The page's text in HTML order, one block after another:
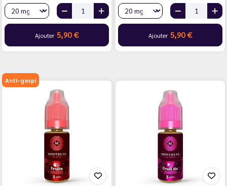
Ajouter 5,90 € Ajouter 5,90 €
Anti-gaspi